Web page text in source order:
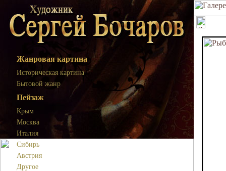
Жанровая картина
Историческая картина
Бытовой жанр
Пейзаж
Крым
Москва
Италия
Сибирь
Австрия
Другое